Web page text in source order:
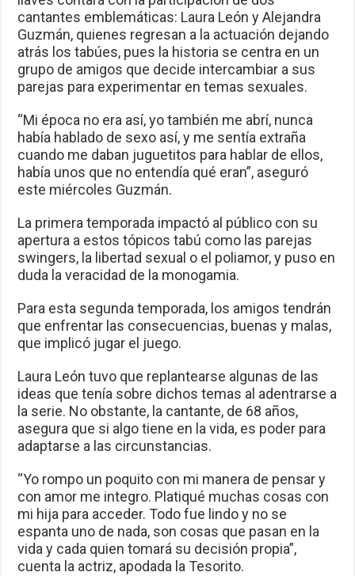
cantantes emblemáticas: Laura León y Alejandra
Guzmán, quienes regresan a la actuación dejando
atrás los tabúes, pues la historia se centra en un
grupo de amigos que decide intercambiar a sus
parejas para experimentar en temas sexuales.
“Mi época no era así, yo también me abrí, nunca
había hablado de sexo así, y me sentía extraña
cuando me daban juguetitos para hablar de ellos,
había unos que no entendía qué eran”, aseguró
este miércoles Guzmán.
La primera temporada impactó al público con su
apertura a estos tópicos tabú como las parejas
swingers, la libertad sexual o el poliamor, y puso en
duda la veracidad de la monogamia.
Para esta segunda temporada, los amigos tendrán
que enfrentar las consecuencias, buenas y malas,
que implicó jugar el juego.
Laura León tuvo que replantearse algunas de las
ideas que tenía sobre dichos temas al adentrarse a
la serie. No obstante, la cantante, de 68 años,
asegura que si algo tiene en la vida, es poder para
adaptarse a las circunstancias.
“Yo rompo un poquito con mi manera de pensar y
con amor me integro. Platiqué muchas cosas con
mi hija para acceder. Todo fue lindo y no se
espanta uno de nada, son cosas que pasan en la
vida y cada quien tomará su decisión propia”,
cuenta la actriz, apodada la Tesorito.